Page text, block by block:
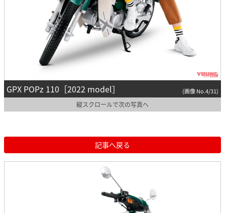
GPX POPz 110［2022 model］ (画像 No.4/31)
縦スクロールで次の写真へ
記事へ戻る